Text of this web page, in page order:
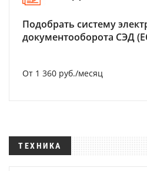
Подобрать систему
документооборота СЭД
От 1 360 руб./месяц
ТЕХНИКА